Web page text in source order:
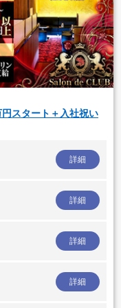
スタート＋入社祝い
詳細
詳細
詳細
詳細